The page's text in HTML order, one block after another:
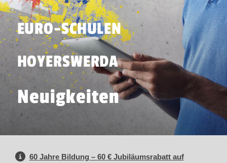
EURO-SCHULEN
HOYERSWERDA
Neuigkeiten
60 Jahre Bildung – 60 € Jubiläumsrabatt auf